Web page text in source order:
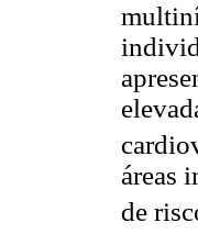
áreas
de